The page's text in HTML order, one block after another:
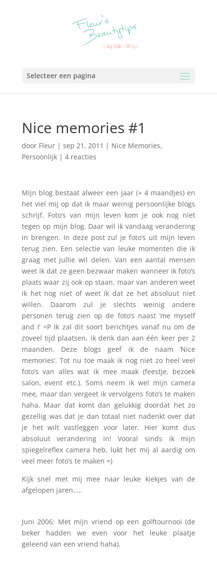
Selecteer een pagina
Nice memories #1
door Fleur| sep 21, 2011 | Nice Memories,
Persoonlijk| 4 reacties
Mijn blog bestaat alweer een jaar (+ 4 maandjes) en
het viel mij op dat ik maar weinig persoonlijke blogs
schrijf. Foto’s van mijn leven kom je ook nog niet
tegen op mijn blog. Daar wil ik vandaag verandering
in brengen. In deze post zul je foto’s uit mijn leven
terug zien. Een selectie van leuke momenten die ik
graag met jullie wil delen. Van een aantal mensen
weet ik dat ze geen bezwaar maken wanneer ik foto’s
plaats waar zij ook op staan, maar van anderen weet
ik het nog niet of weet ik dat ze het absoluut niet
willen. Daarom zul je slechts weinig andere
personen terug zien op de foto’s naast ‘me myself
and I’ =P Ik zal dit soort berichtjes vanaf nu om de
zoveel tijd plaatsen, ik denk dan aan één keer per 2
maanden. Deze blogs geef ik de naam ‘Nice
memories’. Tot nu toe maak ik nog niet zo heel veel
foto’s van alles wat ik mee maak (feestje, bezoek
salon, event etc.). Soms neem ik wel mijn camera
mee, maar dan vergeet ik vervolgens foto’s te maken
haha. Maar dat komt dan gelukkig doordat het zo
gezellig was dat je dan totaal niet nadenkt over dat
je het wilt vastleggen voor later. Hier komt dus
absoluut verandering in! Vooral sinds ik mijn
spiegelreflex camera heb, lukt het mij al aardig om
veel meer foto’s te maken =)
Kijk snel met mij mee naar leuke kiekjes van de
afgelopen jaren…..
Juni 2006: Met mijn vriend op een golftournooi (de
beker hadden we even voor het leuke plaatje
geleend van een vriend haha).